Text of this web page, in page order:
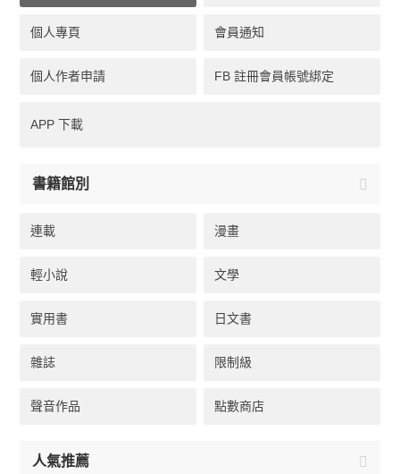
個人專頁 會員通知
個人作者申請 FB 註冊會員帳號綁定
APP 下載
書籍館別
連載 漫畫
輕小說 文學
實用書 日文書
雜誌 限制級
聲音作品 點數商店
人氣推薦